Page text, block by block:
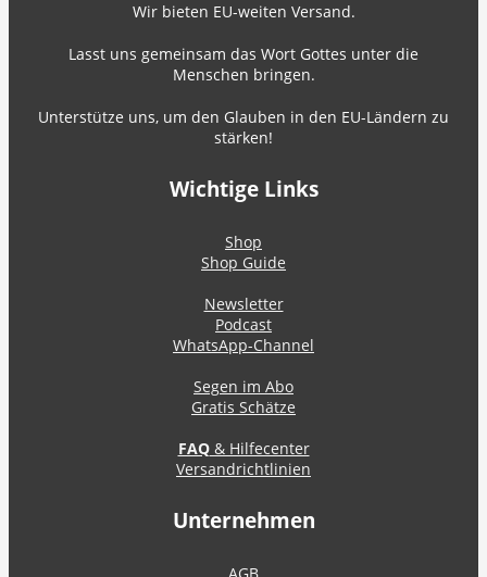
Wir bieten EU-weiten Versand.
Lasst uns gemeinsam das Wort Gottes unter die
Menschen bringen.
Unterstütze uns, um den Glauben in den EU-Ländern zu
stärken!
Wichtige Links
Shop
Shop Guide
Newsletter
Podcast
WhatsApp-Channel
Segen im Abo
Gratis Schätze
FAQ& Hilfecenter
Versandrichtlinien
Unternehmen